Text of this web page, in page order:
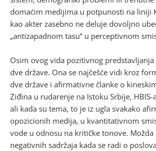
domaćim medijima u potpunosti na liniji
kao akter zasebno ne deluje dovoljno
„antizapadnom tasu“ u perceptivnom
Osim ovog vida pozitivnog
dve države. Ona se najčešće vidi kroz
dve države i afirmativne članke o
Ziđina u rudarenje na Istoku Srbije,
ali kada su tema, to je iz ugla svakako
opozicionih medija, u kvantitativnom
vode u odnosu na kritičke tonove.
negativnih sadržaja kada se radi o